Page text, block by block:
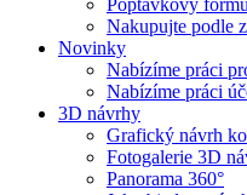
Poptávkový
Nakupujte podle
Novinky
Nabízíme práci
Nabízíme práci
3D návrhy
Grafický návrh
Fotogalerie 3D
Panorama 360°